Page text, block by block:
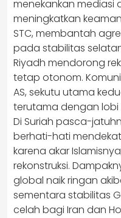
menekankan mediasi
meningkatkan
STC, membantah
pada stabilitas
Riyadh mendorong
tetap otonom.
AS, sekutu utama
terutama dengan lobi
Di Suriah pasca-
berhati-hati
karena akar
rekonstruksi.
global naik ringan
sementara stabilitas
celah bagi Iran dan